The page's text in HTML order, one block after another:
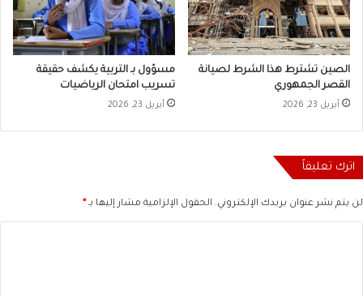
الصين تشترط هذا الشرط لصيانة
القصر الجمهوري
أبريل 23, 2026
مسؤول بـ التربية يكشف حقيقة
تسريب امتحان الرياضيات
أبريل 23, 2026
اترك تعليقاً
لن يتم نشر عنوان بريدك الإلكتروني. الحقول الإلزامية مشار إليها بـ *